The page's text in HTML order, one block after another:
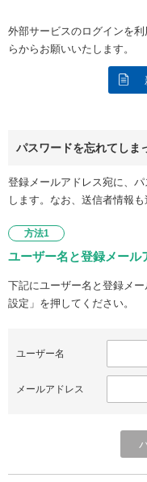
外部サービスのログインを
らからお願いいたします。
パスワードを忘れてしま
登録メールアドレス宛に、
します。なお、送信者情報も
方法1
ユーザー名と登録メール
下記にユーザー名と登録メ
設定」を押してください。
ユーザー名
メールアドレス